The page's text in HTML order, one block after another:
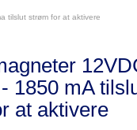
tilslut strøm for at aktivere
1850 mA
at aktivere